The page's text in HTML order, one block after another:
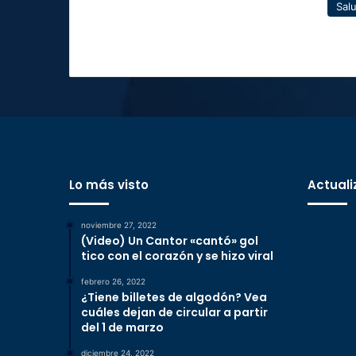
Lo más visto
noviembre 27, 2022
(Video) Un Cantor «cantó» gol
tico con el corazón y se hizo viral
febrero 26, 2022
¿Tiene billetes de algodón? Vea
cuáles dejan de circular a partir
del 1 de marzo
diciembre 24, 2022